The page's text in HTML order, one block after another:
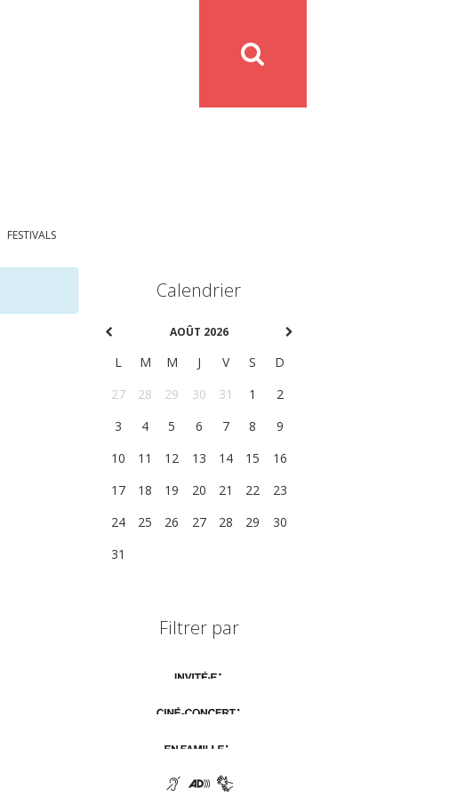
FESTIVALS
Calendrier
AOÛT 2026
L M M J V S
D
27
28 29 30 31 1
2
3
4 5 6 7 8
9
10
11 12 13 14 15
16
17
18 19 20 21 22
23
24
25 26 27 28 29
30
31
Filtrer par